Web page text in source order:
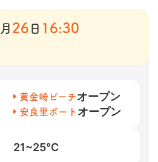
月 26 日 16:30
黄金崎ビーチオープン
安良里ボート オープン
21~25℃